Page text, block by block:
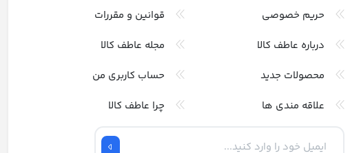
حریم خصوصی
قوانین و مقررات
درباره عاطف کالا
مجله عاطف کالا
محصولات جدید
حساب کاربری من
علاقه مندی ها
چرا عاطف کالا